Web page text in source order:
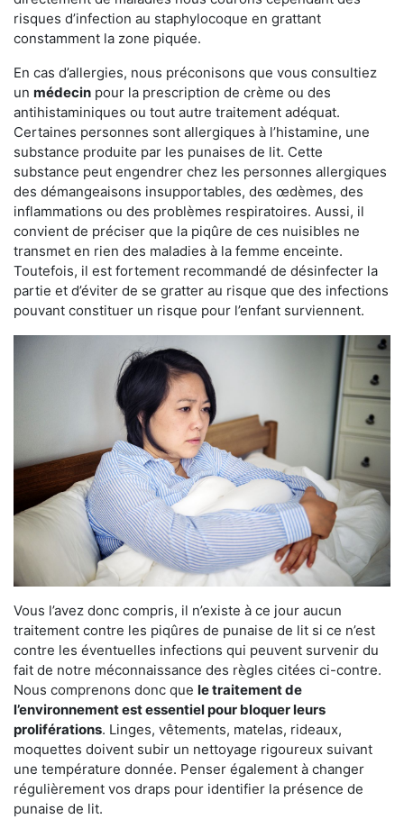
risques d’infection au staphylocoque en grattant
constamment la zone piquée.
En cas d’allergies, nous préconisons que vous consultiez
un médecin pour la prescription de crème ou des
antihistaminiques ou tout autre traitement adéquat.
Certaines personnes sont allergiques à l’histamine, une
substance produite par les punaises de lit. Cette
substance peut engendrer chez les personnes allergiques
des démangeaisons insupportables, des œdèmes, des
inflammations ou des problèmes respiratoires. Aussi, il
convient de préciser que la piqûre de ces nuisibles ne
transmet en rien des maladies à la femme enceinte.
Toutefois, il est fortement recommandé de désinfecter la
partie et d’éviter de se gratter au risque que des infections
pouvant constituer un risque pour l’enfant surviennent.
Vous l’avez donc compris, il n’existe à ce jour aucun
traitement contre les piqûres de punaise de lit si ce n’est
contre les éventuelles infections qui peuvent survenir du
fait de notre méconnaissance des règles citées ci-contre.
Nous comprenons donc que le traitement de
l’environnement est essentiel pour bloquer leurs
proliférations. Linges, vêtements, matelas, rideaux,
moquettes doivent subir un nettoyage rigoureux suivant
une température donnée. Penser également à changer
régulièrement vos draps pour identifier la présence de
punaise de lit.